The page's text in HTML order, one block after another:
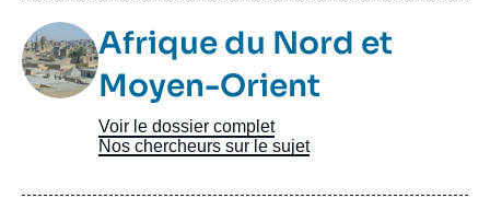
Image
TaxonomieAfrique du Nord et
Moyen-Orient
Voir le dossier complet
Nos chercheurs sur le sujet